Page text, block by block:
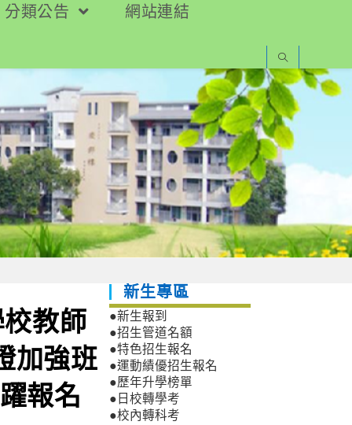
分類公告
網站連結
教師
加強班
報名
新生專區
●新生報到
●招生管道名額
●特色招生報名
●運動績優招生報名
●歷年升學榜單
●日校轉學考
●校內轉科考